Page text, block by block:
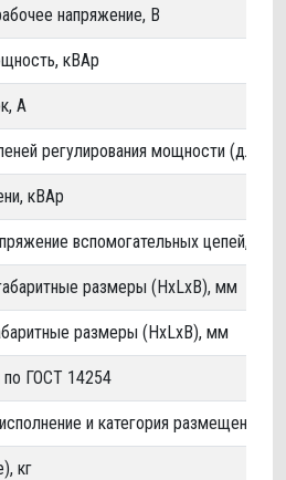
напряжение, В
кВАр
А
регулирования мощности (для
кВАр
вспомогательных цепей, В
размеры (HхLхB), мм
размеры (HхLхB), мм
по ГОСТ 14254
и категория размещения
кг